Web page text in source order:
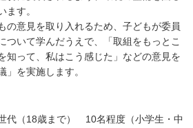
ます。
意見を取り入れるため、子どもが委員
ついて学んだうえで、「取組をもっとこ
知って、私はこう感じた」などの意見を
」を実施します。
代（18歳まで） 10名程度（小学生・中